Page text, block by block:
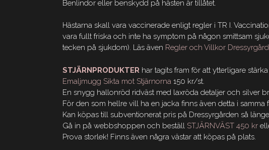
Benlindor eller benskydd på hästen är tillåtet.
Hästarna skall vara vaccinerade enligt regler i TR I.
vara fullt friska och inte ha symptom på någon smittsam
tecken på sjukdom). Läs även Regler och Villkor
STJÄRNPRODUKTER har tagits fram för att ytterligare
Emaljmugg Sikta mot Stjärnorna 150 kr/st.
En snygg hallonröd ridväst med laxröda detaljer och silver
För den som hellre vill ha en jacka finns även detta i samma
Kan köpas till subventionerat pris på Dressyrgården så
Gå in på webbshoppen och beställ STJÄRNVÄST 450 kr
Prova storlek! Finns även några västar att köpas på plats.